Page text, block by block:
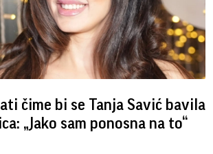
čime bi se Tanja Savić bavila
„Jako sam ponosna na to“